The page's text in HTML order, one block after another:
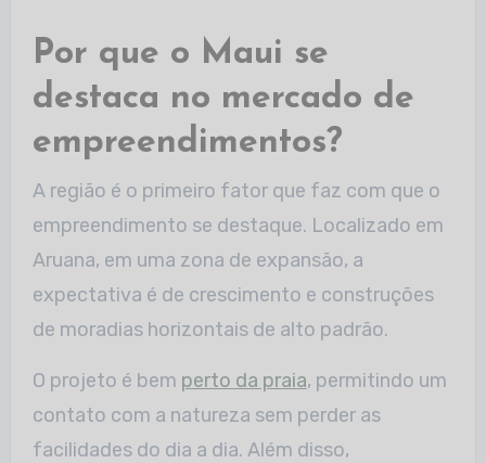
Por que o Maui se
destaca no mercado de
empreendimentos?
A região é o primeiro fator que faz com que o
empreendimento se destaque. Localizado em
Aruana, em uma zona de expansão, a
expectativa é de crescimento e construções
de moradias horizontais de alto padrão.
O projeto é bem perto da praia, permitindo um
contato com a natureza sem perder as
facilidades do dia a dia. Além disso,